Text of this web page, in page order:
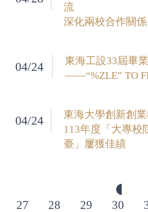
流
深化兩校合作關係
04/24
東海工設33屆畢
——“%ZLE” TO
04/24
東海大學創新創
113年度「大專校
臺」屢獲佳績
27 28 29 30